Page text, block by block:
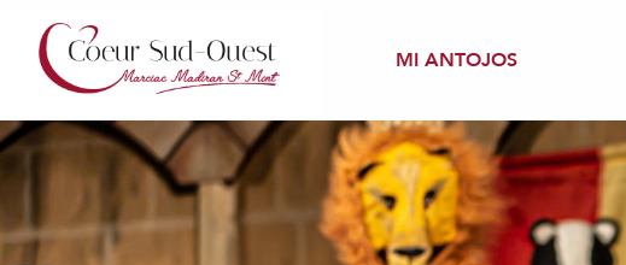
contenu
principal
MI ANTOJOS